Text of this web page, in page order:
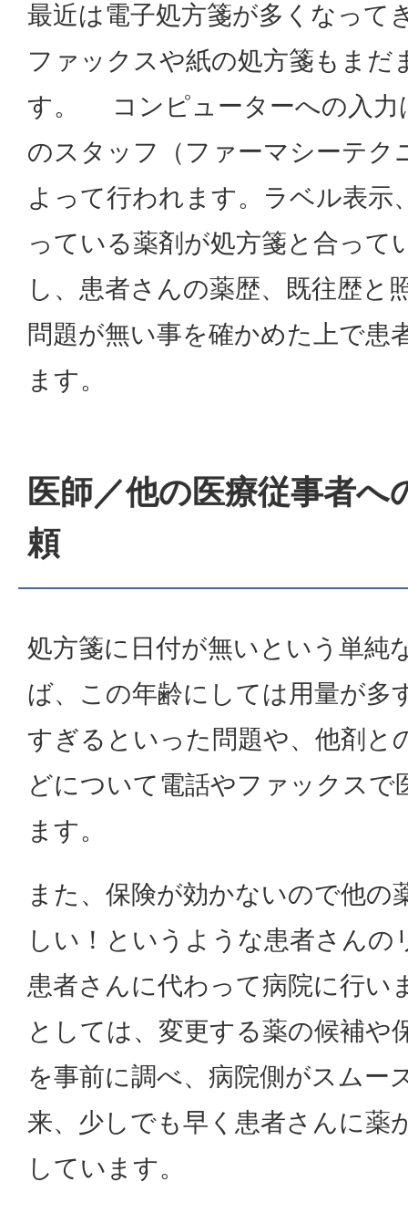
最近は電子処方箋が多くなって
ファックスや紙の処方箋もまだ
す。 コンピューターへの入力
のスタッフ（ファーマシーテク
よって行われます。ラベル表示
っている薬剤が処方箋と合って
し、患者さんの薬歴、既往歴と
問題が無い事を確かめた上で患
ます。
医師／他の医療従事者へ
頼
処方箋に日付が無いという単純
ば、この年齢にしては用量が多
すぎるといった問題や、他剤と
どについて電話やファックスで
ます。
また、保険が効かないので他の
しい！というような患者さんの
患者さんに代わって病院に行い
としては、変更する薬の候補や
を事前に調べ、病院側がスムー
来、少しでも早く患者さんに薬
しています。